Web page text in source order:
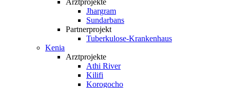
Arztprojekte
Jhargram
Sundarbans
Partnerprojekt
Tuberkulose-Krankenhaus
Kenia
Arztprojekte
Athi River
Kilifi
Korogocho